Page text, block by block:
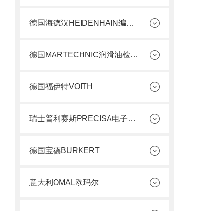
德国海德汉HEIDENHAIN编码器
德国MARTECHNIC润滑油检测套件
德国福伊特VOITH
瑞士普利赛斯PRECISA电子天平
德国宝德BURKERT
意大利OMAL欧玛尔